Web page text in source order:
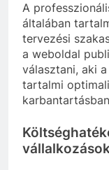
A
általában
tervezési
a weboldal
választani, aki
tartalmi